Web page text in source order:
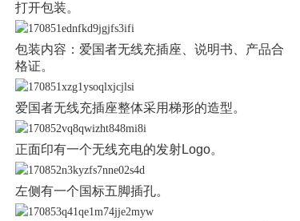
打开包装。
包装内容：爱国者无线充插座、说明书、产品合
格证。
爱国者无线充插座整体采用梯形的造型。
正面印有一个无线充电的发射Logo。
左侧有一个国标五脚插孔。